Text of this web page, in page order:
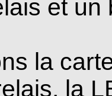
et un
la
la